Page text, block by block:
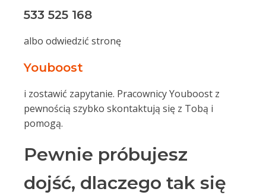
533 525 168
albo odwiedzić stronę
Youboost
i zostawić zapytanie. Pracownicy Youboost z
pewnością szybko skontaktują się z Tobą i
pomogą.
Pewnie próbujesz
dojść, dlaczego tak się